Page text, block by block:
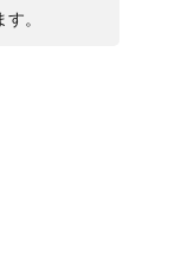
。